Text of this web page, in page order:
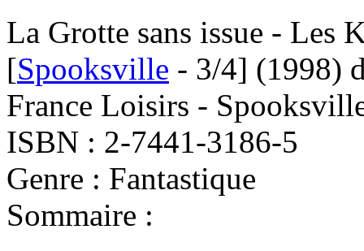
La Grotte sans issue - Les
[Spooksville - 3/4] (1998)
France Loisirs -
ISBN : 2-7441-3186-5
Genre : Fantastique
Sommaire :